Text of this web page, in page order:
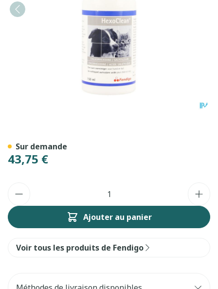
43,75 €
Ajouter au panier
Sur demande
Voir tous les produits de Fendigo